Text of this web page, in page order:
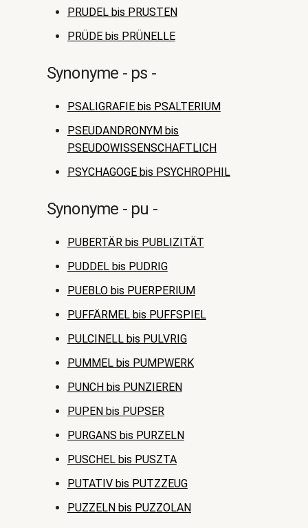
PRUDEL bis PRUSTEN
PRÜDE bis PRÜNELLE
Synonyme - ps -
PSALIGRAFIE bis PSALTERIUM
PSEUDANDRONYM bis
PSEUDOWISSENSCHAFTLICH
PSYCHAGOGE bis PSYCHROPHIL
Synonyme - pu -
PUBERTÄR bis PUBLIZITÄT
PUDDEL bis PUDRIG
PUEBLO bis PUERPERIUM
PUFFÄRMEL bis PUFFSPIEL
PULCINELL bis PULVRIG
PUMMEL bis PUMPWERK
PUNCH bis PUNZIEREN
PUPEN bis PUPSER
PURGANS bis PURZELN
PUSCHEL bis PUSZTA
PUTATIV bis PUTZZEUG
PUZZELN bis PUZZOLAN